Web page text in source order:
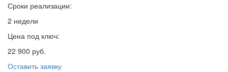
Сроки реализации:
2 недели
Цена под ключ:
22 900 руб.
Оставить заявку